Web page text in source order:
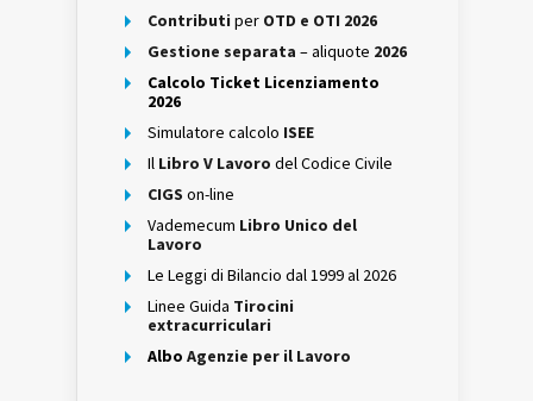
Contributi per OTD e OTI 2026
Gestione separata – aliquote 2026
Calcolo Ticket Licenziamento
2026
Simulatore calcolo ISEE
Il Libro V Lavoro del Codice Civile
CIGS on-line
Vademecum Libro Unico del
Lavoro
Le Leggi di Bilancio dal 1999 al 2026
Linee Guida Tirocini
extracurriculari
Albo Agenzie per il Lavoro